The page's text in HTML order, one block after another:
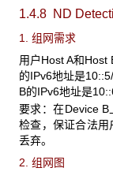
1.4.8 ND
1. 组网需求
用户Host A和Host
的IPv6地址是
B的IPv6地址是
要求：在Device
检查，保证合法
丢弃。
2. 组网图